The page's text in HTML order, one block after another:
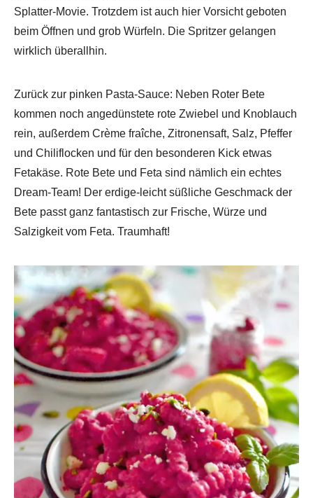
Splatter-Movie. Trotzdem ist auch hier Vorsicht geboten
beim Öffnen und grob Würfeln. Die Spritzer gelangen
wirklich überallhin.
Zurück zur pinken Pasta-Sauce: Neben Roter Bete
kommen noch angedünstete rote Zwiebel und Knoblauch
rein, außerdem Crème fraîche, Zitronensaft, Salz, Pfeffer
und Chiliflocken und für den besonderen Kick etwas
Fetakäse. Rote Bete und Feta sind nämlich ein echtes
Dream-Team! Der erdige-leicht süßliche Geschmack der
Bete passt ganz fantastisch zur Frische, Würze und
Salzigkeit vom Feta. Traumhaft!